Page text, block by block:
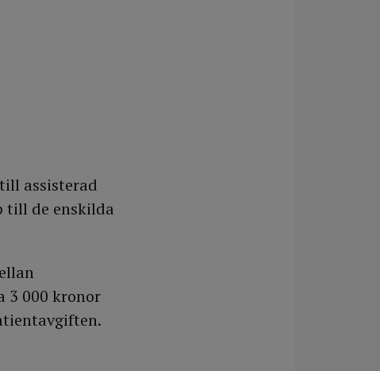
assisterad
till de enskilda
3 000 kronor